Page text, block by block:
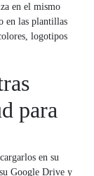
en el mismo
en las plantillas
logotipos
para
en su
Google Drive y